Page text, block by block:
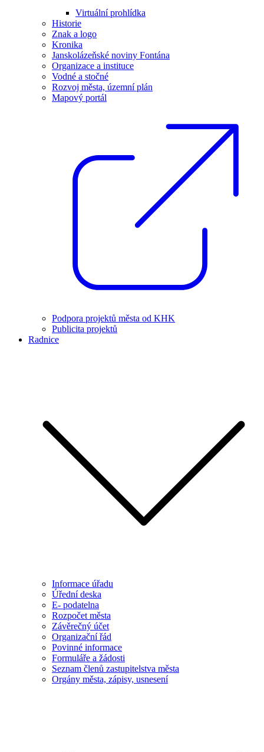
Virtuální prohlídka
Historie
Znak a logo
Kronika
Janskolázeňské noviny Fontána
Organizace a instituce
Vodné a stočné
Rozvoj města, územní plán
Mapový portál
Podpora projektů města od KHK
Publicita projektů
Radnice
Informace úřadu
Úřední deska
E- podatelna
Rozpočet města
Závěrečný účet
Organizační řád
Povinné informace
Formuláře a žádosti
Seznam členů zastupitelstva města
Orgány města, zápisy, usnesení